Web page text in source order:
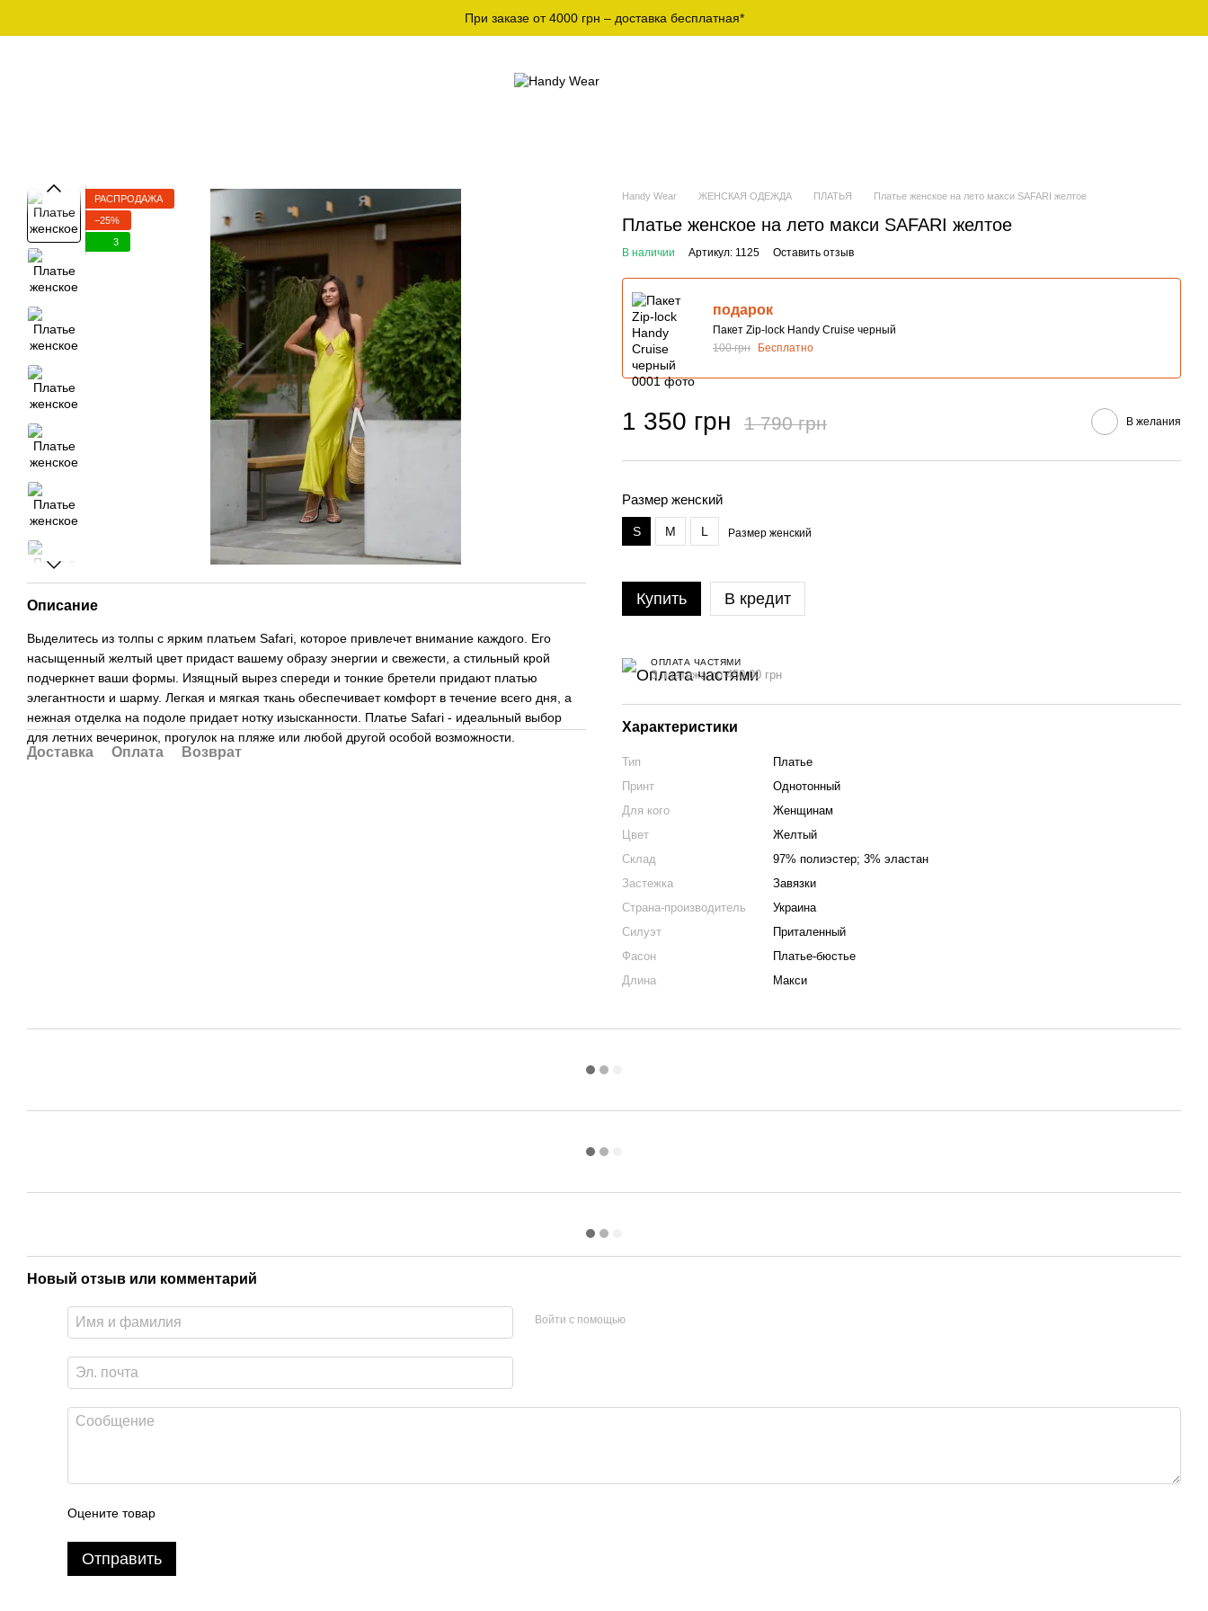
При заказе от 4000 грн – доставка бесплатная*
РАСПРОДАЖА
−25%
3
Описание
Выделитесь из толпы с ярким платьем Safari, которое привлечет внимание каждого. Его
насыщенный желтый цвет придаст вашему образу энергии и свежести, а стильный крой
подчеркнет ваши формы. Изящный вырез спереди и тонкие бретели придают платью
элегантности и шарму. Легкая и мягкая ткань обеспечивает комфорт в течение всего дня, а
нежная отделка на подоле придает нотку изысканности. Платье Safari - идеальный выбор
для летних вечеринок, прогулок на пляже или любой другой особой возможности.
Доставка Оплата Возврат
Handy Wear ЖЕНСКАЯ ОДЕЖДА ПЛАТЬЯ Платье женское на лето макси SAFARI желтое
Платье женское на лето макси SAFARI желтое
В наличии Артикул: 1125 Оставить отзыв
подарок
Пакет Zip-lock Handy Cruise черный
100 грн
Бесплатно
1 350 грн 1 790 грн В желания
Размер женский
S M L Размер женский
Купить В кредит
ОПЛАТА ЧАСТЯМИ
3 платежа по 450.00 грн
Характеристики
Тип
Платье
Принт
Однотонный
Для кого
Женщинам
Цвет
Желтый
Склад
97% полиэстер; 3% эластан
Застежка
Завязки
Страна-производитель
Украина
Силуэт
Приталенный
Фасон
Платье-бюстье
Длина
Макси
Новый отзыв или комментарий
Войти с помощью
Оцените товар
Отправить